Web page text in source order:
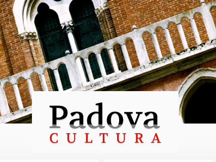
Salta al
contenuto
principale